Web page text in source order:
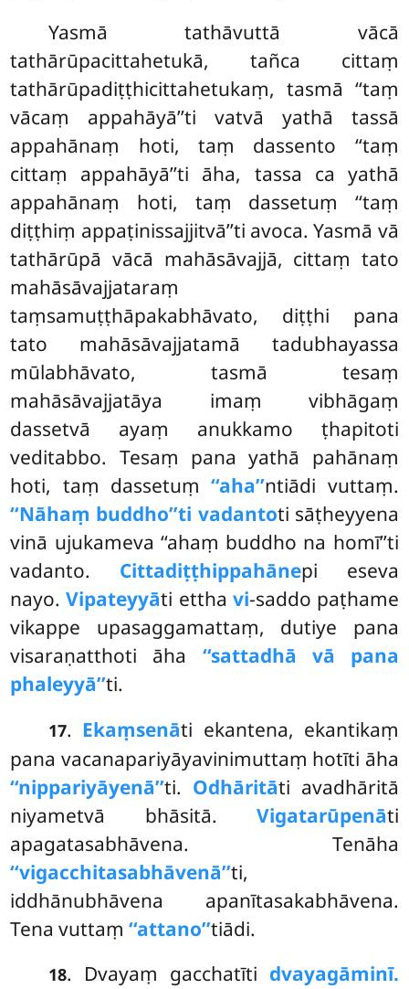
Yasmātathāvuttā vācā
tathārūpacittahetukā, tañca cittaṃ
tathārūpadiṭṭhicittahetukaṃ, tasmā ‘‘taṃ
vācaṃ appahāyā’’ti vatvā yathā tassā
appahānaṃ hoti, taṃ dassento ‘‘taṃ
cittaṃ appahāyā’’ti āha, tassa ca yathā
appahānaṃ hoti, taṃ dassetuṃ ‘‘taṃ
diṭṭhiṃ appaṭinissajjitvā’’ti avoca. Yasmā vā
tathārūpā vācā mahāsāvajjā, cittaṃ tato
mahāsāvajjataraṃ
taṃsamuṭṭhāpakabhāvato, diṭṭhi pana
tato mahāsāvajjatamā tadubhayassa
mūlabhāvato, tasmā tesaṃ
mahāsāvajjatāya imaṃ vibhāgaṃ
dassetvā ayaṃ anukkamo ṭhapitoti
veditabbo. Tesaṃ panayathā pahānaṃ
hoti, taṃ dassetuṃ‘‘aha’’ntiādi vuttaṃ.
‘‘Nāhaṃ buddho’’ti vadantoti sāṭheyyena
vinā ujukameva ‘‘ahaṃ buddho na homī’’ti
vadanto. Cittadiṭṭhippahānepi eseva
nayo.Vipateyyāti ettha vi-saddo paṭhame
vikappe upasaggamattaṃ, dutiye pana
visaraṇatthoti āha ‘‘sattadhā vā pana
phaleyyā’’ti.
17. Ekaṃsenāti ekantena, ekantikaṃ
pana vacanapariyāyavinimuttaṃ hotīti āha
‘‘nippariyāyenā’’ti. Odhāritāti avadhāritā
niyametvā bhāsitā. Vigatarūpenāti
apagatasabhāvena. Tenāha
‘‘vigacchitasabhāvenā’’ti,
iddhānubhāvena apanītasakabhāvena.
Tena vuttaṃ‘‘attano’’tiādi.
18. Dvayaṃ gacchatīti dvayagāminī.